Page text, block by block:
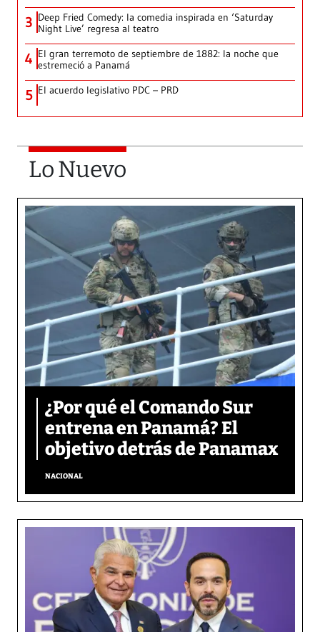
3 Deep Fried Comedy: la comedia inspirada en ‘Saturday
Night Live’ regresa al teatro
4 El gran terremoto de septiembre de 1882: la noche que
estremeció a Panamá
5 El acuerdo legislativo PDC – PRD
Lo Nuevo
¿Por qué el Comando Sur
entrena en Panamá? El
objetivo detrás de Panamax
NACIONAL